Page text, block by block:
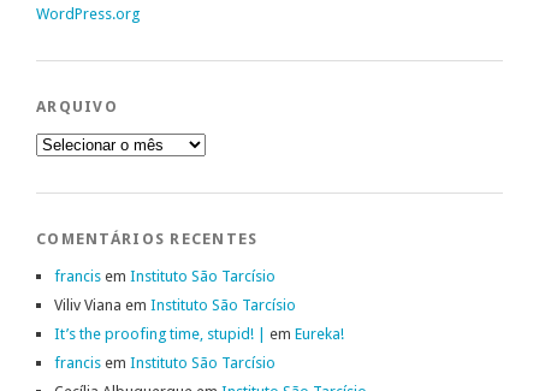
WordPress.org
ARQUIVO
Arquivo
COMENTÁRIOS RECENTES
francis em Instituto São Tarcísio
Viliv Viana em Instituto São Tarcísio
It’s the proofing time, stupid! | em Eureka!
francis em Instituto São Tarcísio